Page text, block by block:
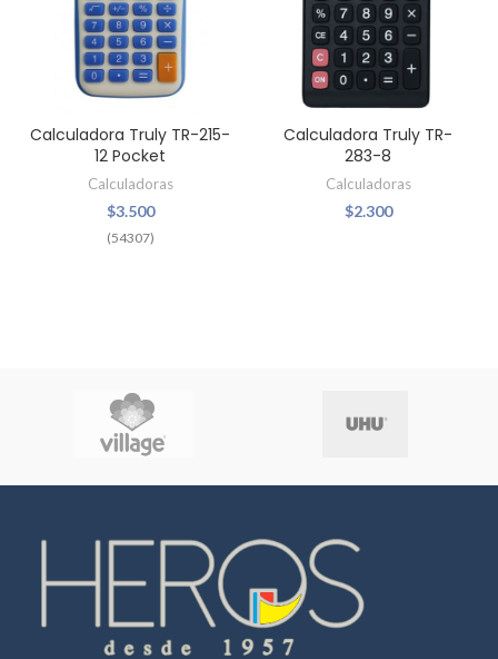
Calculadora Truly TR-215-
12 Pocket
Calculadoras
$3.500
(54307)
Calculadora Truly TR-
283-8
Calculadoras
$2.300